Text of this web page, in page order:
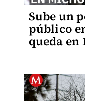
Sube un
público
queda en